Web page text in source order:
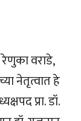
वराडे,
नेतृत्वात हे
प्रा. डॉ.